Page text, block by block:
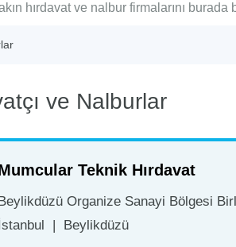
hırdavat ve nalbur firmalarını
ve Nalburlar
Teknik Hırdavat
Beylikdüzü Organize Sanayi Bölgesi
İstanbul
Beylikdüzü